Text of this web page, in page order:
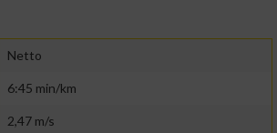
Netto
6:45 min/km
2,47 m/s